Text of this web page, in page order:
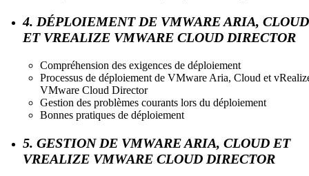
4. DÉPLOIEMENT DE VMWARE ARIA, CLOUD
ET VREALIZE VMWARE CLOUD DIRECTOR
Compréhension des exigences de déploiement
Processus de déploiement de VMware Aria, Cloud et
VMware Cloud Director
Gestion des problèmes courants lors du déploiement
Bonnes pratiques de déploiement
5. GESTION DE VMWARE ARIA, CLOUD ET
VREALIZE VMWARE CLOUD DIRECTOR